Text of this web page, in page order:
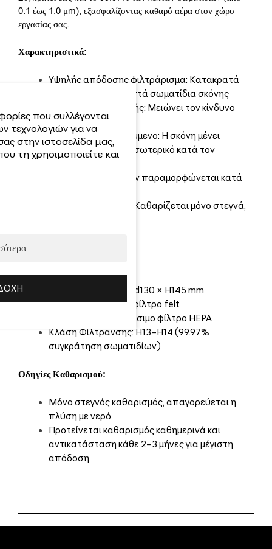
0.1 έως 1.0 μm), εξασφαλίζοντας καθαρό αέρα στον χώρο
εργασίας σας.
Χαρακτηριστικά:
Υψηλής απόδοσης φιλτράρισμα: Κατακρατά
ακόμα και τα πιο λεπτά σωματίδια σκόνης
Προστασία αναπνοής: Μειώνει τον κίνδυνο
εισπνοής σκόνης
Επαναχρησιμοποιούμενο: Η σκόνη μένει
εγκλωβισμένη στο εσωτερικό κατά τον
Στιβαρό πλαίσιο: Δεν παραμορφώνεται κατά
Εύκολη συντήρηση: Καθαρίζεται μόνο στεγνά,
Τεχνικά Χαρακτηριστικά:
Σχήμα: Κυλινδρικό
Διαστάσεις: D180 × d130 × H145 mm
Υλικό: Συμπιεσμένο φίλτρο felt
Τύπος: Αντικαταστάσιμο φίλτρο HEPA
Κλάση Φίλτρανσης: H13–H14 (99.97%
συγκράτηση σωματιδίων)
Οδηγίες Καθαρισμού:
Μόνο στεγνός καθαρισμός, απαγορεύεται η
πλύση με νερό
Προτείνεται καθαρισμός καθημερινά και
αντικατάσταση κάθε 2–3 μήνες για μέγιστη
απόδοση
που συλλέγονται
τεχνολογιών για να
στην ιστοσελίδα μας,
τη χρησιμοποιείτε και